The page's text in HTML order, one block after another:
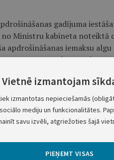
gadījuma
no Ministru kabineta noteiktā
apdrošināšanas iemaksu
ar pārskata gada
bija sociāli
x 0,4 x 12 : Dkp";
apdrošināšanas
Vietnē izmantojam
izmantotas nepieciešamās
mediju un funkcionalitātes.
savu izvēli, atgriežoties šajā
PIEŅEMT VISAS